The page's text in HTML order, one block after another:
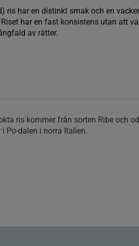
ris har en distinkt smak och en
har en fast konsistens utan att
av rätter.
ris kommer från sorten Ribe och
Po-dalen i norra Italien.